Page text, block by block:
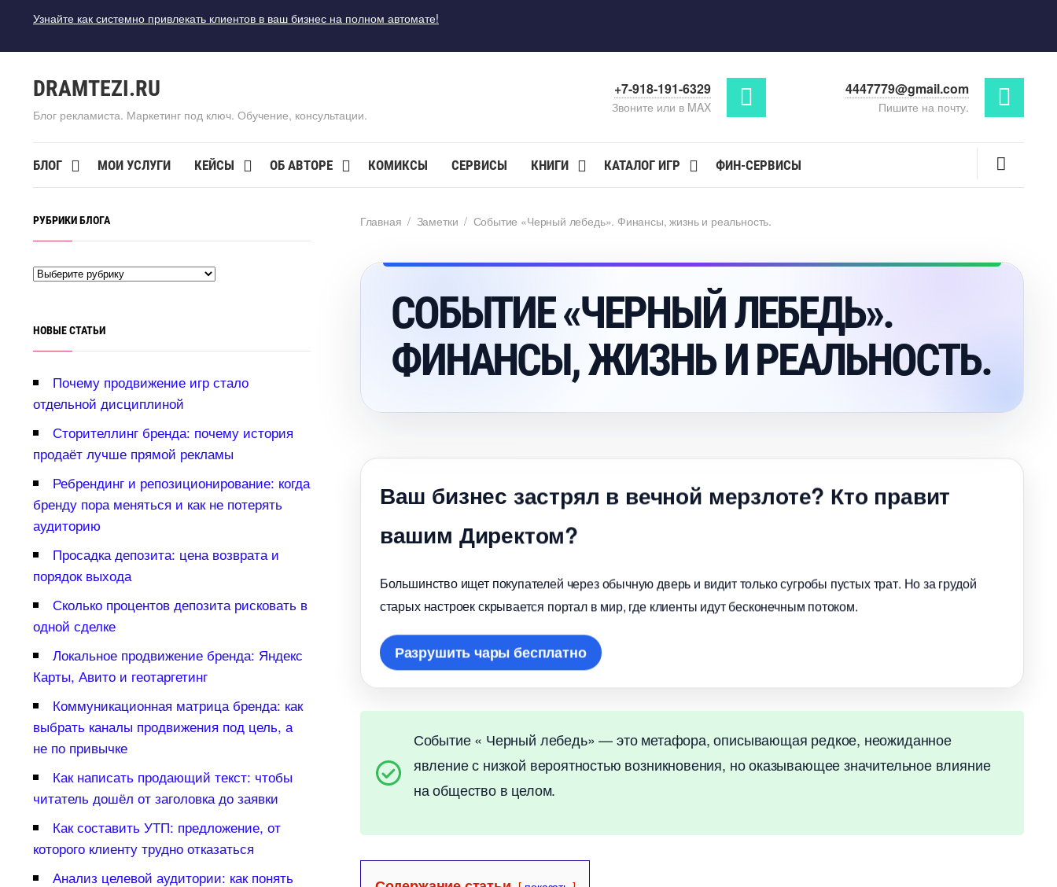
Узнайте как системно привлекать клиентов в ваш бизнес на полном автомате!
DRAMTEZI.RU
Блог рекламиста. Маркетинг под ключ. Обучение, консультации.
+7-918-191-6329
Звоните или в MAX
4447779@gmail.com
Пишите на почту.
БЛОГ МОИ УСЛУГИ КЕЙСЫ ОБ АВТОРЕ КОМИКСЫ СЕРВИСЫ КНИГИ КАТАЛОГ ИГР ФИН-СЕРВИСЫ
Главная / Заметки / Событие «Черный лебедь». Финансы, жизнь и реальность.
СОБЫТИЕ «ЧЕРНЫЙ ЛЕБЕДЬ».
ФИНАНСЫ, ЖИЗНЬ И РЕАЛЬНОСТЬ.
аш бизнес застрял в вечной мерзлоте? Кто правит
ашим Директом?
Большинство ищет покупателей через обычную дверь и видит только сугробы пустых трат. Но за грудой
старых настроек скрывается портал в мир, где клиенты идут бесконечным потоком.
Разрушить чары бесплатно
Событие « Черный лебедь» — это метафора, описывающая редкое, неожиданное
явление с низкой вероятностью возникновения, но оказывающее значительное влияние
на общество в целом.
РУБРИКИ БЛОГА
НОВЫЕ СТАТЬИ
Почему продвижение игр стало
отдельной дисциплиной
Сторителлинг бренда: почему история
продаёт лучше прямой рекламы
Ребрендинг и репозиционирование: когда
ренду пора меняться и как не потерять
аудиторию
Просадка депозита: цена возврата и
порядок выхода
Сколько процентов депозита рисковать
одной сделке
Локальное продвижение бренда: Яндекс
Карты, Авито и геотаргетин
Коммуникационная матрица бренда: как
ыбрать каналы продвижения под цель, а
не по привычке
Как написать продающий текст: чтобы
читатель дошёл от заголовка до заявки
Как составить УТП: предложение, от
которого клиенту трудно отказаться
Анализ целевой аудитории: как понять